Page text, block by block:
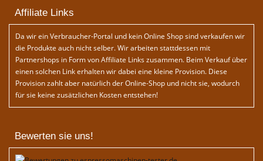
Affiliate Links
Da wir ein Verbraucher-Portal und kein Online Shop sind verkaufen wir
die Produkte auch nicht selber. Wir arbeiten stattdessen mit
Partnershops in Form von Affiliate Links zusammen. Beim Verkauf über
einen solchen Link erhalten wir dabei eine kleine Provision. Diese
Provision zahlt aber natürlich der Online-Shop und nicht sie, wodurch
für sie keine zusätzlichen Kosten entstehen!
Bewerten sie uns!